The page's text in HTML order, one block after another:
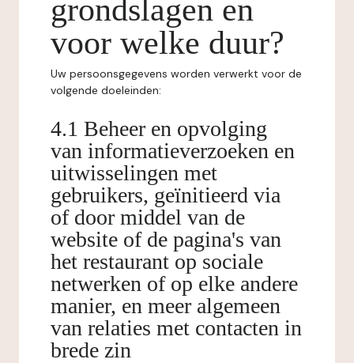
grondslagen en
voor welke duur?
Uw persoonsgegevens worden verwerkt voor de
volgende doeleinden:
4.1 Beheer en opvolging
van informatieverzoeken en
uitwisselingen met
gebruikers, geïnitieerd via
of door middel van de
website of de pagina's van
het restaurant op sociale
netwerken of op elke andere
manier, en meer algemeen
van relaties met contacten in
brede zin